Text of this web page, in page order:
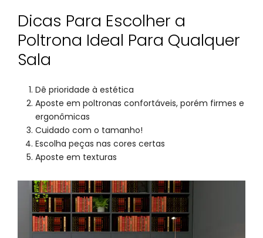
Dicas Para Escolher a
Poltrona Ideal Para Qualquer
Sala
Dê prioridade à estética
Aposte em poltronas confortáveis, porém firmes e
ergonômicas
Cuidado com o tamanho!
Escolha peças nas cores certas
Aposte em texturas